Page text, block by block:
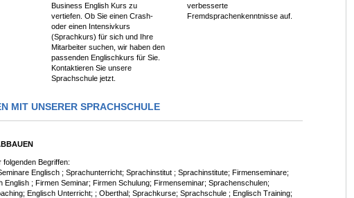
Business English Kurs zu
vertiefen. Ob Sie einen Crash-
oder einen Intensivkurs
(Sprachkurs) für sich und Ihre
Mitarbeiter suchen, wir haben den
passenden Englischkurs für Sie.
Kontaktieren Sie unsere
Sprachschule jetzt.
verbesserte
Fremdsprachenkenntnisse auf.
MIT UNSERER SPRACHSCHULE
folgenden Begriffen:
Englisch ; Sprachunterricht; Sprachinstitut ; Sprachinstitute; Firmenseminare;
English ; Firmen Seminar; Firmen Schulung; Firmenseminar; Sprachenschulen;
Englisch Unterricht; ; Oberthal; Sprachkurse; Sprachschule ; Englisch Training;